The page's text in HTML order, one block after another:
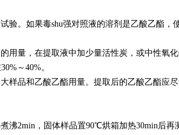
验。如果毒shu强对照液的溶剂是乙酸乙酯，
用量，在提取液中加少量活性炭，或中性氧
～40%。
样品和乙酸乙酯用量。提取后的乙酸乙酯应
沸2min，固体样品置90℃烘箱加热30min后